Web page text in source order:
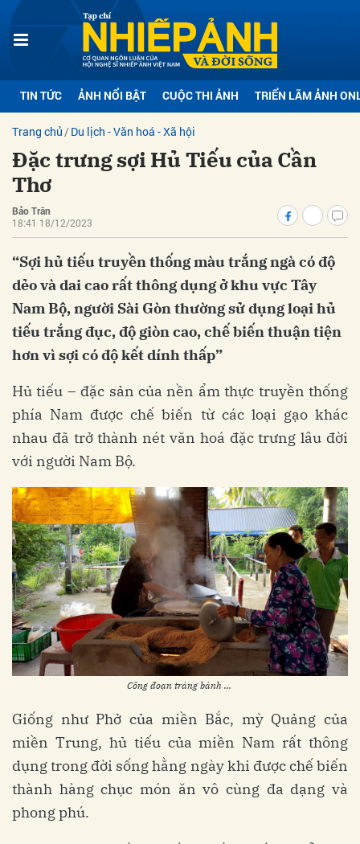
TIN TỨC ẢNH NỔI BẬT CUỘC THI ẢNH TRIỂN LÃM ẢNH
Trang chủ Du lịch - Văn hoá - Xã hội
Đặc trưng sợi Hủ Tiếu của Cần
Thơ
Bảo Trân
18:41 18/12/2023
“Sợi hủ tiếu truyền thống màu trắng ngà có độ
dẻo và dai cao rất thông dụng ở khu vực Tây
Nam Bộ, người Sài Gòn thường sử dụng loại hủ
tiếu trắng đục, độ giòn cao, chế biến thuận tiện
hơn vì sợi có độ kết dính thấp”
Hủ tiếu – đặc sản của nền ẩm thực truyền thống
phía Nam được chế biến từ các loại gạo khác
nhau đã trở thành nét văn hoá đặc trưng lâu đời
với người Nam Bộ.
Công đoạn tráng bánh ...
Giống như Phở của miền Bắc, mỳ Quảng của
miền Trung, hủ tiếu của miền Nam rất thông
dụng trong đời sống hằng ngày khi được chế biến
thành hàng chục món ăn vô cùng đa dạng và
phong phú.
luận
Hủy